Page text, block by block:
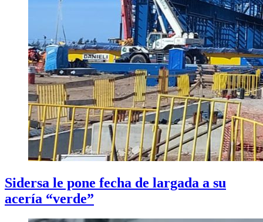
Sidersa le pone fecha de largada a su
acería “verde”